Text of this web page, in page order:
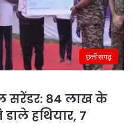
छत्तीसगढ़
सरेंडर: 84 लाख के
हथियार, 7